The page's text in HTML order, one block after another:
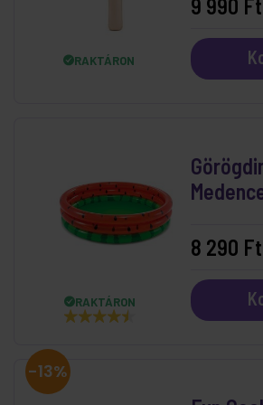
RAKTÁRON
9 990 Ft
RAKTÁRON
8 290 Ft
-13%